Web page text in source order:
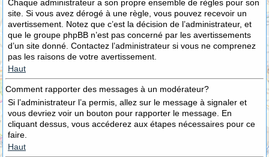
Chaque administrateur a son propre ensemble de règles pour son
site. Si vous avez dérogé à une règle, vous pouvez recevoir un
avertissement. Notez que c’est la décision de l’administrateur, et
que le groupe phpBB n’est pas concerné par les avertissements
d’un site donné. Contactez l’administrateur si vous ne comprenez
pas les raisons de votre avertissement.
Haut
Comment rapporter des messages à un modérateur?
Si l’administrateur l’a permis, allez sur le message à signaler et
vous devriez voir un bouton pour rapporter le message. En
cliquant dessus, vous accéderez aux étapes nécessaires pour ce
faire.
Haut